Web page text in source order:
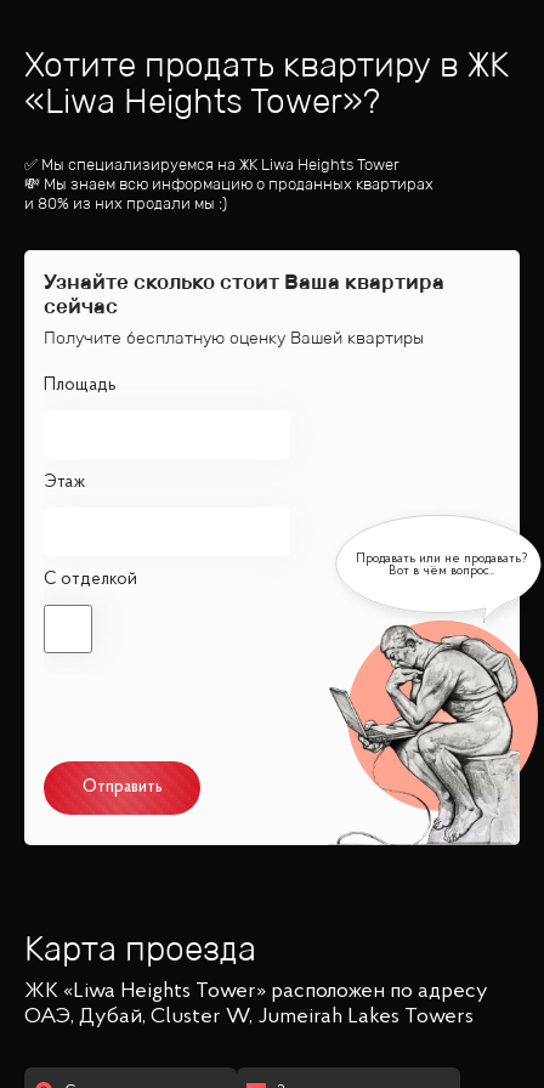
Хотите продать квартиру в ЖК
«Liwa Heights Tower»?
✅ Мы специализируемся на ЖК Liwa Heights Tower
💸 Мы знаем всю информацию о проданных квартирах
и 80% из них продали мы :)
Узнайте сколько стоит Ваша квартира
сейчас
Получите бесплатную оценку Вашей квартиры
Площадь
Этаж
С отделкой
Отправить
Карта проезда
ЖК «Liwa Heights Tower» расположен по адресу
ОАЭ, Дубай, Cluster W, Jumeirah Lakes Towers